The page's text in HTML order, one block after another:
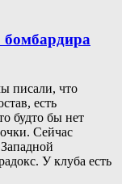
писали, что
есть
будто бы нет
Сейчас
У клуба есть